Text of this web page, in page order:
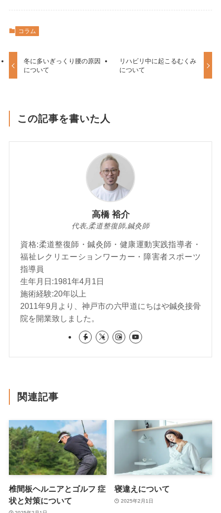
コラム
冬に多いぎっくり腰の原因
について
リハビリ中に起こるむくみ
について
この記事を書いた人
高橋 裕介
代表,柔道整復師,鍼灸師
資格:柔道整復師・鍼灸師・健康運動実践指導者・
福祉レクリエーションワーカー・障害者スポーツ
指導員
生年月日:1981年4月1日
施術経験:20年以上
2011年9月より、神戸市の六甲道にちはや鍼灸接骨
院を開業致しました。
関連記事
椎間板ヘルニアとゴルフ 症
状と対策について
寝違えについて
2025年2月1日